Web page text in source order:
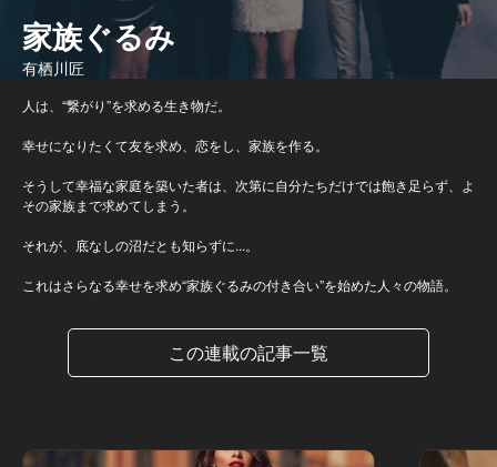
家族ぐるみ
有栖川匠
人は、“繋がり”を求める生き物だ。
幸せになりたくて友を求め、恋をし、家族を作る。
そうして幸福な家庭を築いた者は、次第に自分たちだけでは飽き足らず、よ
その家族まで求めてしまう。
それが、底なしの沼だとも知らずに...。
これはさらなる幸せを求め“家族ぐるみの付き合い”を始めた人々の物語。
この連載の記事一覧